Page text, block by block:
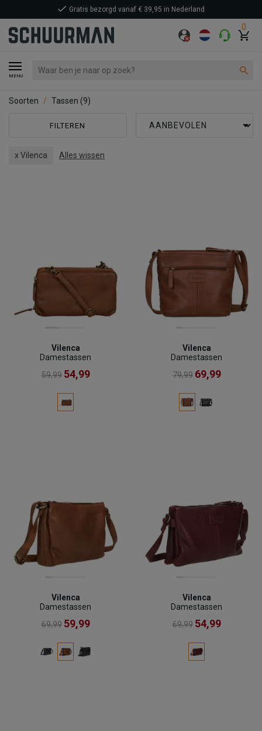
0
MENU
Gratis bezorgd vanaf € 39,95 in Nederland
Soorten Tassen (9)
FILTEREN
x Vilenca Alles wissen
Vilenca
Damestassen
59,99 54,99
Vilenca
Damestassen
79,99 69,99
Vilenca
Damestassen
69,99 59,99
Vilenca
Damestassen
69,99 54,99